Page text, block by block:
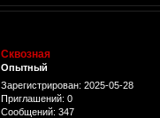
Сквозная
Опытный
Зарегистрирован: 2025-05-28
Приглашений: 0
Сообщений: 347